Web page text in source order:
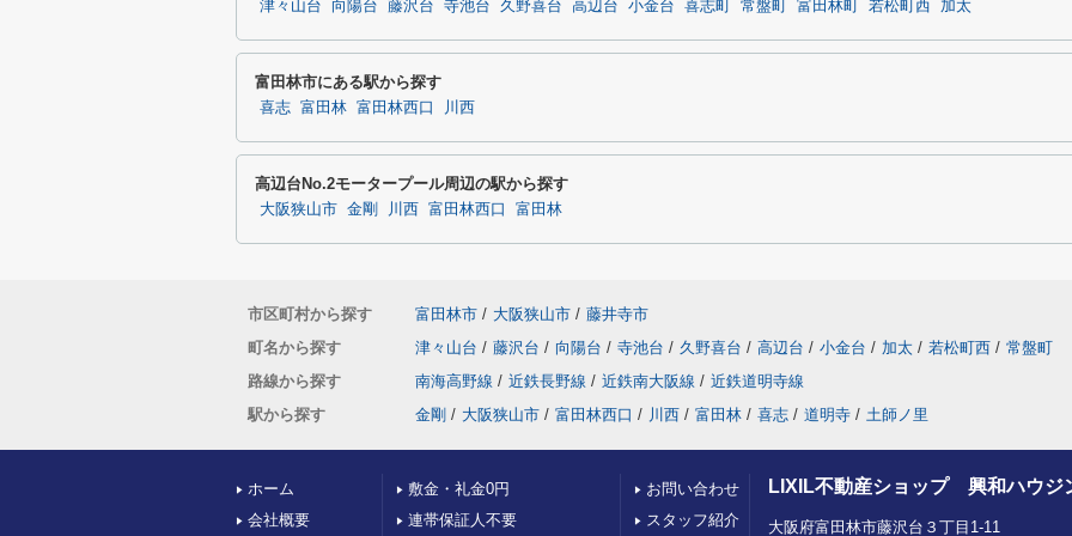
津々山台 向陽台 藤沢台 寺池台 久野喜台 高辺台 小金台 喜志町 常盤町 富田林町 若松町西 加太
富田林市にある駅から探す
喜志 富田林 富田林西口 川西
高辺台No.2モータープール周辺の駅から探す
大阪狭山市 金剛 川西 富田林西口 富田林
市区町村から探す 富田林市 / 大阪狭山市 / 藤井寺市
町名から探す
津々山台 / 藤沢台 / 向陽台 / 寺池台 / 久野喜台 / 高辺台 / 小金台 / 加太 / 若松町西 / 常盤町
路線から探す
南海高野線 / 近鉄長野線 / 近鉄南大阪線 / 近鉄道明寺線
駅から探す
金剛 / 大阪狭山市 / 富田林西口 / 川西 / 富田林 / 喜志 / 道明寺 / 土師ノ里
ホーム
会社概要
敷金・礼金0円
連帯保証人不要
お問い合わせ
スタッフ紹介
LIXIL不動産ショップ 興和ハウジ
大阪府富田林市藤沢台３丁目1-11